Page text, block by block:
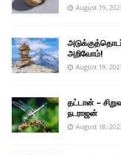
August 19,
அறிவோம்!
August 19,
தட்டான் –
நடராஜன்
August 18,